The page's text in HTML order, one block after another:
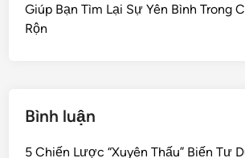
Giúp Bạn Tìm Lại Sự Yên Bình Trong
Rộn
Bình luận
5 Chiến Lược “Xuyên Thấu” Biến Tư